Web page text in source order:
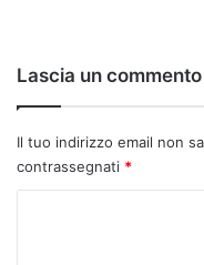
Lascia un commento
Il tuo indirizzo email non
contrassegnati *